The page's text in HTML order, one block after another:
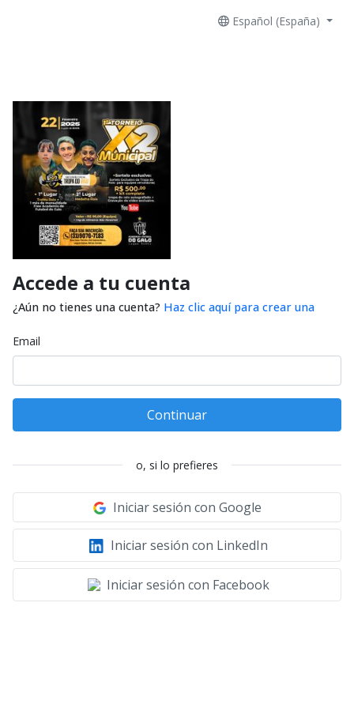
Español (España)
Accede a tu cuenta
¿Aún no tienes una cuenta? Haz clic aquí para crear una
Email
Continuar
o, si lo prefieres
Iniciar sesión con Google
Iniciar sesión con LinkedIn
Iniciar sesión con Facebook